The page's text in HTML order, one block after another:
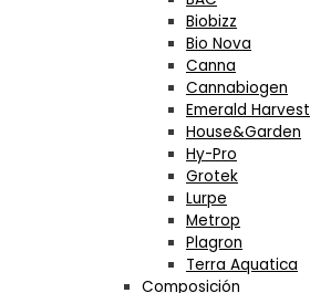
Biobizz
Bio Nova
Canna
Cannabiogen
Emerald Harvest
House&Garden
Hy-Pro
Grotek
Lurpe
Metrop
Plagron
Terra Aquatica
Composición